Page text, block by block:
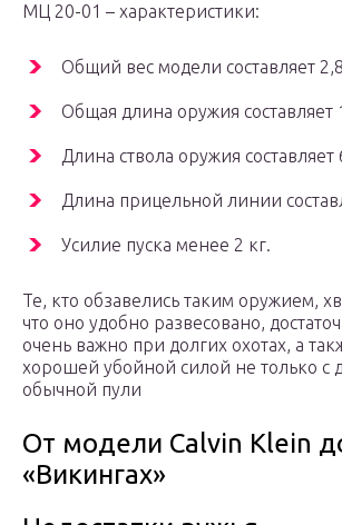
МЦ 20-01 – характеристики:
Общий вес модели составляет
Общая длина оружия составляет
Длина ствола оружия
Длина прицельной линии
Усилие пуска менее 2 кг.
Те, кто обзавелись таким оружием,
что оно удобно развесовано,
очень важно при долгих охотах, а
хорошей убойной силой не только с
обычной пули
От модели Calvin Klein
«Викингах»